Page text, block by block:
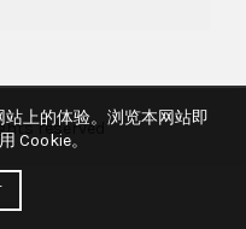
reserved
上的体验。浏览本网站即
Cookie。